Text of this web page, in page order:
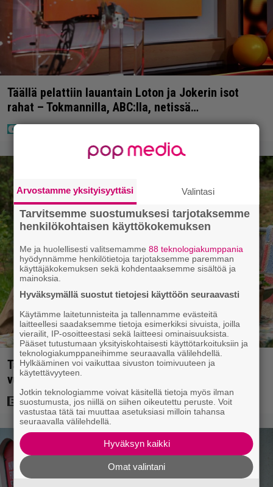
Täällä pelattiin lauantain Loton ja Jokerin isot
rahat – Tokmannilla, ABC:lla, netissä…
Tänään tv:ssä: Koskettava kotimainen elokuva
vuodelta 2020 – ”Tehty isolla sydämellä”
Arvostamme yksityisyyttäsi Valintasi
Tarvitsemme suostumuksesi tarjotaksemme
henkilökohtaisen käyttökokemuksen
Me ja huolellisesti valitsemamme88 teknologiakumppania
hyödynnämme henkilötietoja tarjotaksemme paremman
käyttäjäkokemuksen sekä kohdentaaksemme sisältöä ja
mainoksia.
Hyväksymällä suostut tietojesi käyttöön seuraavasti
Käytämme laitetunnisteita ja tallennamme evästeitä
laitteellesi saadaksemme tietoja esimerkiksi sivuista, joilla
vierailit, IP-osoitteestasi sekä laitteesi ominaisuuksista.
Pääset tutustumaan yksityiskohtaisesti käyttötarkoituksiin ja
teknologiakumppaneihimme seuraavalla välilehdellä.
Hylkääminen voi vaikuttaa sivuston toimivuuteen ja
käytettävyyteen.
Jotkin teknologiamme voivat käsitellä tietoja myös ilman
suostumusta, jos niillä on siihen oikeutettu peruste. Voit
vastustaa tätä tai muuttaa asetuksiasi milloin tahansa
seuraavalla välilehdellä.
Hyväksyn kaikki
Omat valintani